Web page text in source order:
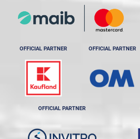
OFFICIAL PARTNER OFFICIAL PARTNER
OFFICIAL PARTNER